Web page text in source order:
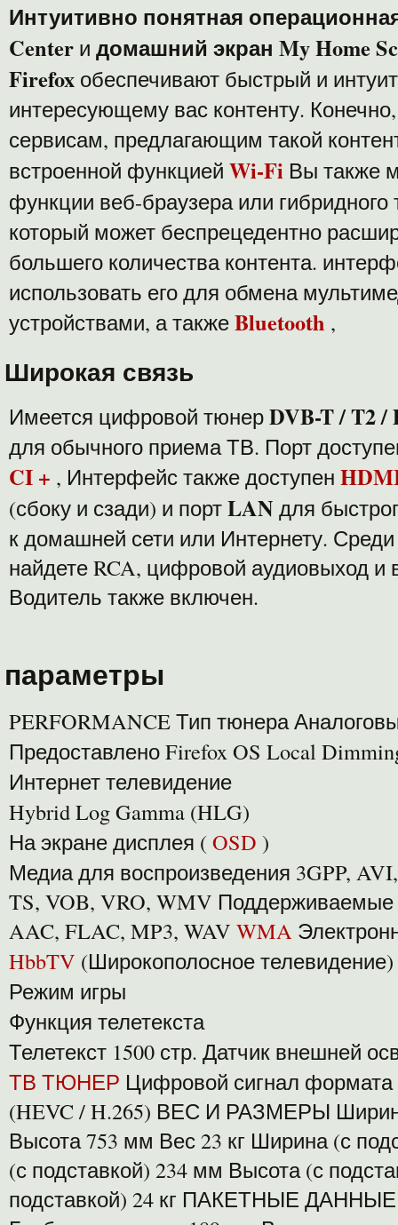
Интуитивно понятная
Center и домашний экран My Home
Firefox обеспечивают быстрый и
интересующему вас контенту.
сервисам, предлагающим такой
встроенной функцией Wi-Fi Вы также
функции веб-браузера или
который может беспрецедентно
большего количества контента.
использовать его для обмена
устройствами, а такжеBluetooth ,
Широкая связь
Имеется цифровой тюнерDVB-T / T2 /
для обычного приема ТВ. Порт
CI + , Интерфейс также доступен
(сбоку и сзади) и портLAN для
к домашней сети или Интернету.
найдете RCA, цифровой аудиовыход и
Водитель также включен.
параметры
PERFORMANCE Тип тюнера
Предоставлено Firefox OS Local
Интернет телевидение
Hybrid Log Gamma (HLG)
На экране дисплея (OSD )
Медиа для воспроизведения 3GPP,
TS, VOB, VRO, WMV
AAC, FLAC, MP3, WAV WMA
HbbTV (Широкополосное телевидение)
Режим игры
Функция телетекста
Телетекст 1500 стр. Датчик внешней
ТВ ТЮНЕР Цифровой сигнал формата
(HEVC / H.265) ВЕС И РАЗМЕРЫ
Высота 753 мм Вес 23 кг Ширина (с
(с подставкой) 234 мм Высота (с
подставкой) 24 кг ПАКЕТНЫЕ ДАННЫЕ